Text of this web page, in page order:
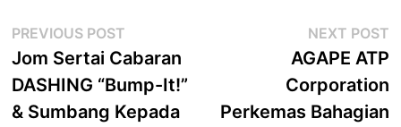
Post
navigation
PREVIOUS POST
post:
Jom Sertai Cabaran
DASHING “Bump-It!”
& Sumbang Kepada
NEXT POST
AGAPE ATP
Corporation
Perkemas Bahagian